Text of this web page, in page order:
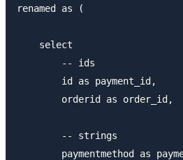
renamed as (
    select
        -- ids
        id as payment_id,
        orderid as order_id,
        -- strings
paymentmethod as